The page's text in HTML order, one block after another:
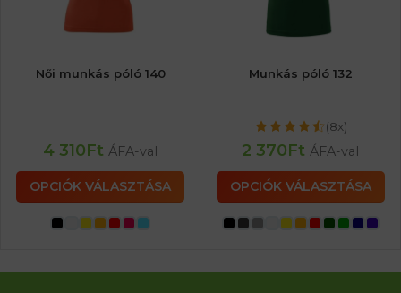
Női munkás póló 140
4 310Ft ÁFA-val
OPCIÓK VÁLASZTÁSA
Munkás póló 132
(8x)
2 370Ft ÁFA-val
OPCIÓK VÁLASZTÁSA